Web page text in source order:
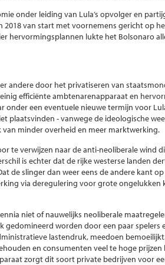
onder leiding van Lula’s opvolger en
2018 van start met voornemens gericht op
hervormingsplannen lukte het Bolsonaro
andere door het privatiseren van
efficiënte ambtenarenapparaat en
onder een eventuele nieuwe termijn voor
- vanwege de ideologische
minder overheid en meer marktwerking.
te verwijzen naar de anti-neoliberale wind
is echter dat de rijke westerse landen
de slinger dan weer eens de andere kant op
via deregulering voor grote ongelukken
niet of nauwelijks neoliberale
gedomineerd worden door een paar spelers
lastendruk, meedoen
en consumenten veel te hoge prijzen
zorgt dit soort private bedrijven voor